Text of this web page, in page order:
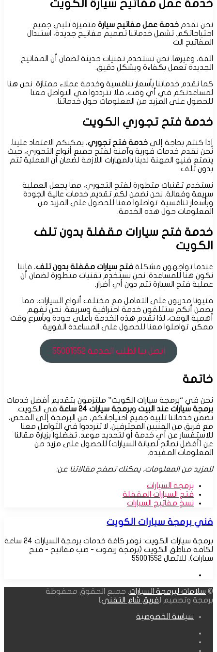
خدمة عمل مفاتيح سيارة الكويت
نحن نقدم خدمة عمل مفاتيح سيارة متميزة تلبي جميع
احتياجاتكم. تشمل خدماتنا تصميم مفاتيح جديدة، استبدال
المفاتيح الت
الفة، وغيرها. نحن نستخدم تقنيات حديثة لضمان أن المفاتيح
الجديدة تعمل بكفاءة وبشكل دقيق.
كما نقدم خدماتنا بأسعار تنافسية وخدمة عملاء ممتازة. نحن هنا
لمساعدتكم في أي وقت، فلا تترددوا في التواصل معنا
للحصول على المزيد من المعلومات حول خدماتنا.
خدمة فتح تجوري الكويت
إذا كنتم بحاجة إلى خدمة فتح تجوري، يمكنكم الاعتماد علينا.
نحن نقدم خدمات فورية وآمنة لفتح جميع أنواع التجوري، حيث
يتمتع فنيو المهنة لدينا بالمهارات اللازمة لضمان أن العملية تتم
بدون تلف.
نستخدم تقنيات متطورة لفتح التجوري، مما يجعل العملية
سريعة وفعالة. نحن نضمن لكم تقديم خدمات عالية الجودة
وبأسعار تنافسية. تواصلوا معنا للحصول على المزيد من
المعلومات حول هذه الخدمة.
خدمة فتح سيارات مقفلة بدون تلف
الكويت
عندما تواجهون مشكلة فتح سيارات مقفلة بدون تلف، فإننا
نكون هنا للمساعدة. نحن نستخدم تقنيات متطورة لضمان أن
عملية فتح السيارة تتم دون أي أضرار.
فنيونا مدربون على التعامل مع مختلف أنواع السيارات، مما
يضمن أنكم ستتلقون خدمة احترافية وسريعة. نحن نفهم
أهمية الوقت، لذا نقدم هذه الخدمة بأعلى جودة وبأسرع وقت
ممكن. تواصلوا معنا للحصول على المساعدة الفورية.
اتصل بنا لطلب الخدمة 55001552
خاتمة
نحن في “برمجة سيارات الكويت” ملتزمون بتقديم أفضل خدمات
برمجة سيارات عند البيت وبرمجة سيارات 24 ساعة
في الكويت.
تضمن خدماتنا تلبية جميع احتياجاتكم، من البرمجة إلى الفحص،
مع فريق من الفنيين المحترفين. لا تترددوا في التواصل معنا
للاستفسار عن أي خدمة أو لتحديد موعد. تفضلوا بزيارة مقالنا
عن [أفضل نصائح لصيانة السيارات] للحصول على مزيد من
المعلومات المفيدة.
للمزيد من المعلومات، يمكنك تصفح مقالاتنا عن:
برمجة السيارات
فتح السيارات المقفلة
نسخ مفاتيح السيارات
فني برمجة سيارات الكويت
برمجة سيارات الكويت: نوفر كافة خدمات برمجة السيارات 24 ساعة
لكافة مناطق الكويت (برمجة ريموت - صب مفاتيح - فتح
سيارات). للاتصال 55001552
© سلامات لبرمجة السيارات . جميع الحقوق محفوظة
برمجة وتصميم [فريق شام التقني]
سياسة الخصوصية